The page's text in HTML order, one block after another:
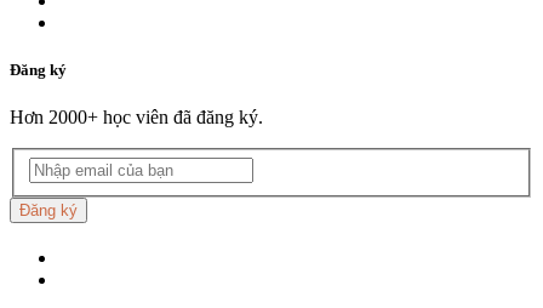
Đăng ký
Hơn 2000+ học viên đã đăng ký.
Đăng ký